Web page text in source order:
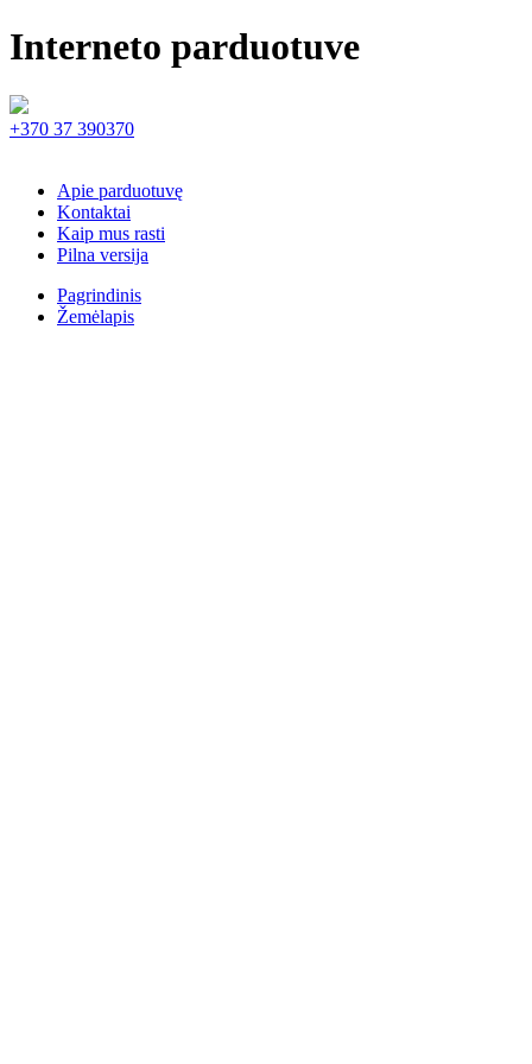
Interneto parduotuve
+370 37 390370
Apie parduotuvę
Kontaktai
Kaip mus rasti
Pilna versija
Pagrindinis
Žemėlapis